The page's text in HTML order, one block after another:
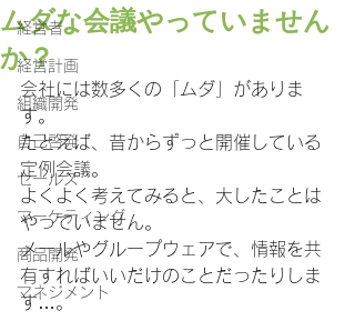
経営者
経営計画
組織開発
自己啓発
セールス
マーケティング
商品開発
マネジメント
ムダな会議やっていません
か？
会社には数多くの「ムダ」がありま
す。
たとえば、昔からずっと開催している
定例会議。
よくよく考えてみると、大したことは
やっていません。
メールやグループウェアで、情報を共
有すればいいだけのことだったりしま
す…。